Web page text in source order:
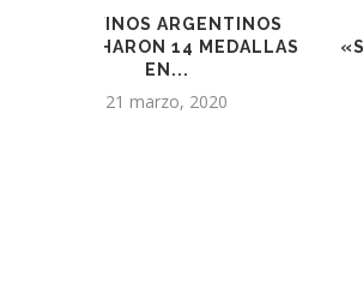
ULPIANO SUÁREZ:
«SITEVINITECH NOS
MOSTRAR LA...
7 agosto, 2021